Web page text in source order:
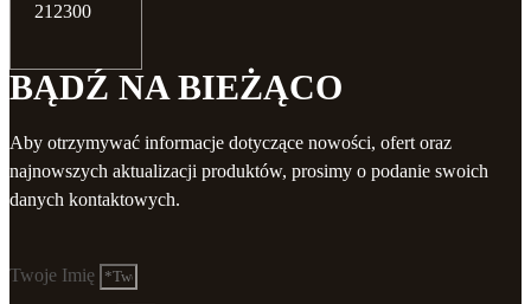
212300
BĄDŹ NA BIEŻĄCO
Aby otrzymywać informacje dotyczące nowości, ofert oraz
najnowszych aktualizacji produktów, prosimy o podanie swoich
danych kontaktowych.
Twoje Imię